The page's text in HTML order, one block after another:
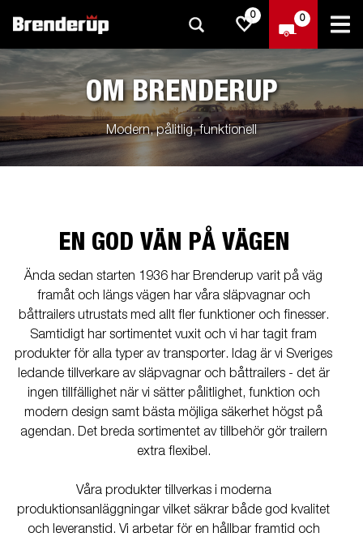
0 0
OM BRENDERUP
Modern, pålitlig, funktionell
EN GOD VÄN PÅ VÄGEN
Ända sedan starten 1936 har Brenderup varit på väg
framåt och längs vägen har våra släpvagnar och
båttrailers utrustats med allt fler funktioner och finesser.
Samtidigt har sortimentet vuxit och vi har tagit fram
produkter för alla typer av transporter. Idag är vi Sveriges
ledande tillverkare av släpvagnar och båttrailers - det är
ingen tillfällighet när vi sätter pålitlighet, funktion och
modern design samt bästa möjliga säkerhet högst på
agendan. Det breda sortimentet av tillbehör gör trailern
extra flexibel.
Våra produkter tillverkas i moderna
produktionsanläggningar vilket säkrar både god kvalitet
och leveranstid. Vi arbetar för en hållbar framtid och